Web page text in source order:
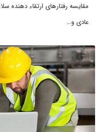
مقایسه رفتارهای ارتقاء
عادی و…